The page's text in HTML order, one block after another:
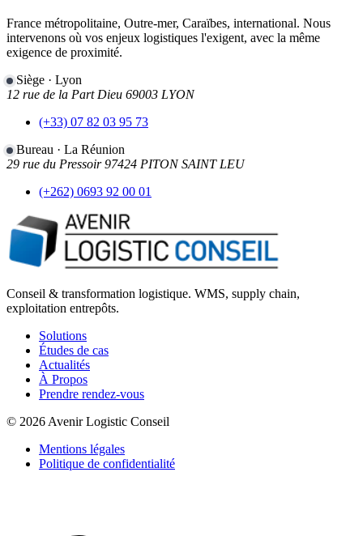
France métropolitaine, Outre-mer, Caraïbes, international. Nous
intervenons où vos enjeux logistiques l'exigent, avec la même
exigence de proximité.
Siège · Lyon
12 rue de la Part Dieu 69003 LYON
(+33) 07 82 03 95 73
Bureau · La Réunion
29 rue du Pressoir 97424 PITON SAINT LEU
(+262) 0693 92 00 01
Conseil & transformation logistique. WMS, supply chain,
exploitation entrepôts.
Solutions
Études de cas
Actualités
À Propos
Prendre rendez-vous
© 2026 Avenir Logistic Conseil
Mentions légales
Politique de confidentialité